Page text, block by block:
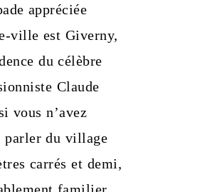
appréciée
ville est Giverny,
du célèbre
Claude
vous n’avez
parler du village
carrés et demi,